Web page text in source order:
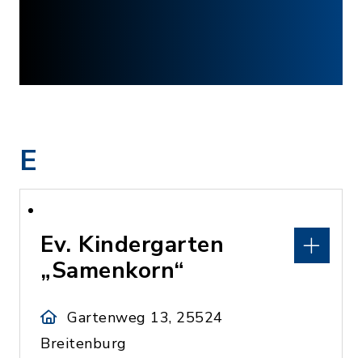
E
Ev. Kindergarten
„Samenkorn“
Gartenweg 13, 25524
Breitenburg